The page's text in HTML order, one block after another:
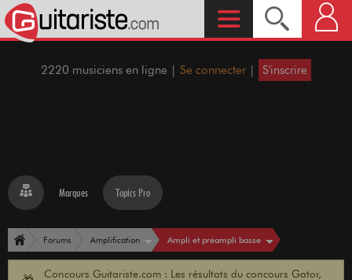
2220 musiciens en ligne | Se connecter | S'inscrire
Marques Topics Pro
Forums Amplification Ampli et préampli basse
Concours Guitariste.com : Les résultats du concours Gator,